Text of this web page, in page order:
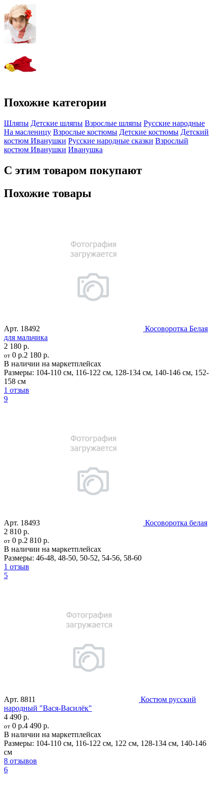
Похожие категории
Шляпы Детские шляпы Взрослые шляпы Русские народные
На масленицу Взрослые костюмы Детские костюмы Детский
костюм Иванушки Русские народные сказки Взрослый
костюм Иванушки Иванушка
С этим товаром покупают
Похожие товары
Арт. 18492
Косоворотка Белая
для мальчика
2 180 р.
от 0 р.2 180 р.
В наличии на маркетплейсах
Размеры: 104-110 см, 116-122 см, 128-134 см, 140-146 см, 152-
158 см
1 отзыв
9
Арт. 18493
Косоворотка белая
2 810 р.
от 0 р.2 810 р.
В наличии на маркетплейсах
Размеры: 46-48, 48-50, 50-52, 54-56, 58-60
1 отзыв
5
Арт. 8811
Костюм русский
народный "Вася-Василёк"
4 490 р.
от 0 р.4 490 р.
В наличии на маркетплейсах
Размеры: 104-110 см, 116-122 см, 122 см, 128-134 см, 140-146
см
8 отзывов
6